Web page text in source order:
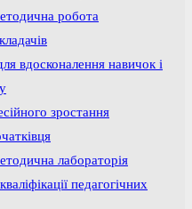
робота
вдосконалення навичок і
зростання
лабораторія
педагогічних